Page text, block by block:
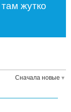
жутко
Сначала новые